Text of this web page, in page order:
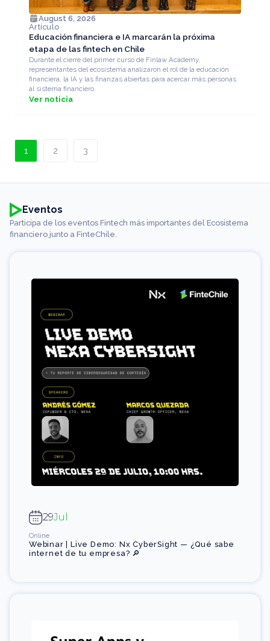
August 6, 2026
Artículo
Educación financiera e IA marcarán la próxima
etapa de las fintech en Chile
Durante el cierre del primer curso de Finlaw Academy,
representantes del ecosistema analizaron el rol de la educación
financiera, la IA y las finanzas abiertas para acercar más personas
al sistema financiero.
Ver noticia
1 2 3
Eventos
Participa de los eventos Fintech más importantes del Ecosistema
financiero junto a FinteChile.
29Jul
Online
Webinar | Live Demo: Nx CyberSight — ¿Qué sabe
internet de tu empresa? 🔎